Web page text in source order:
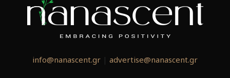
info@nanascent.gr | advertise@nanascent.gr